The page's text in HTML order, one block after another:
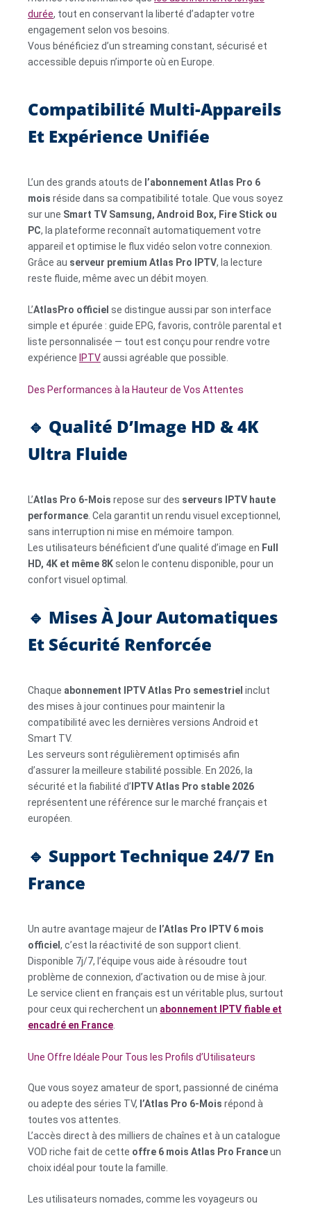
durée, tout en conservant la liberté d’adapter votre
engagement selon vos besoins.
Vous bénéficiez d’un streaming constant, sécurisé et
accessible depuis n’importe où en Europe.
Compatibilité Multi-Appareils
Et Expérience Unifiée
L’un des grands atouts de l’abonnement Atlas Pro 6
mois réside dans sa compatibilité totale. Que vous soyez
sur une Smart TV Samsung, Android Box, Fire Stick ou
PC, la plateforme reconnaît automatiquement votre
appareil et optimise le flux vidéo selon votre connexion.
Grâce au serveur premium Atlas Pro IPTV, la lecture
reste fluide, même avec un débit moyen.
L’AtlasPro officiel se distingue aussi par son interface
simple et épurée : guide EPG, favoris, contrôle parental et
liste personnalisée — tout est conçu pour rendre votre
expérience IPTVaussi agréable que possible.
Des Performances à la Hauteur de Vos Attentes
🔹 Qualité D’Image HD & 4K
Ultra Fluide
L’Atlas Pro 6-Mois repose sur des serveurs IPTV haute
performance . Cela garantit un rendu visuel exceptionnel,
sans interruption ni mise en mémoire tampon.
Les utilisateurs bénéficient d’une qualité d’image en Full
HD, 4K et même 8Kselon le contenu disponible, pour un
confort visuel optimal.
🔹 Mises À Jour Automatiques
Et Sécurité Renforcée
Chaque abonnement IPTV Atlas Pro semestriel inclut
des mises à jour continues pour maintenir la
compatibilité avec les dernières versions Android et
Smart TV.
Les serveurs sont régulièrement optimisés afin
d’assurer la meilleure stabilité possible. En 2026, la
sécurité et la fiabilité d’ IPTV Atlas Pro stable 2026
représentent une référence sur le marché français et
européen.
🔹 Support Technique 24/7 En
France
Un autre avantage majeur de l’Atlas Pro IPTV 6 mois
officiel , c’est la réactivité de son support client.
Disponible 7j/7, l’équipe vous aide à résoudre tout
problème de connexion, d’activation ou de mise à jour.
Le service client en français est un véritable plus, surtout
pour ceux qui recherchent un abonnement IPTV fiable et
encadré en France.
Une Offre Idéale Pour Tous les Profils d’Utilisateurs
Que vous soyez amateur de sport, passionné de cinéma
ou adepte des séries TV, l’Atlas Pro 6-Mois répond à
toutes vos attentes.
L’accès direct à des milliers de chaînes et à un catalogue
VOD riche fait de cette offre 6 mois Atlas Pro Franceun
choix idéal pour toute la famille.
Les utilisateurs nomades, comme les voyageurs ou